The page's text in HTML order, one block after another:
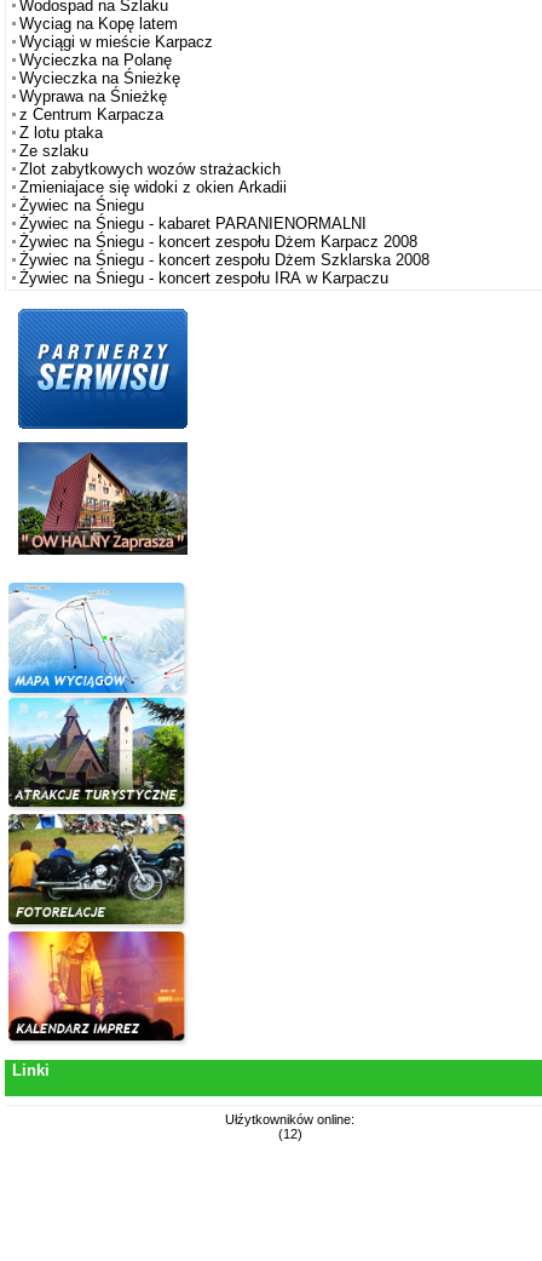
Wodospad na Szlaku
Wyciag na Kopę latem
Wyciągi w mieście Karpacz
Wycieczka na Polanę
Wycieczka na Śnieżkę
Wyprawa na Śnieżkę
z Centrum Karpacza
Z lotu ptaka
Ze szlaku
Zlot zabytkowych wozów strażackich
Zmieniajace się widoki z okien Arkadii
Żywiec na Śniegu
Żywiec na Śniegu - kabaret PARANIENORMALNI
Żywiec na Śniegu - koncert zespołu Dżem Karpacz 2008
Żywiec na Śniegu - koncert zespołu Dżem Szklarska 2008
Żywiec na Śniegu - koncert zespołu IRA w Karpaczu
Linki
Ułźytkowników online:
(12)